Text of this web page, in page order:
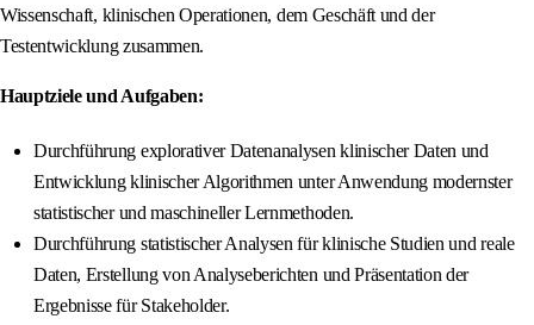
Wissenschaft, klinischen Operationen, dem Geschäft und der
Testentwicklung zusammen.
Hauptziele und Aufgaben:
Durchführung explorativer Datenanalysen klinischer Daten und
Entwicklung klinischer Algorithmen unter Anwendung modernster
statistischer und maschineller Lernmethoden.
Durchführung statistischer Analysen für klinische Studien und reale
Daten, Erstellung von Analyseberichten und Präsentation der
Ergebnisse für Stakeholder.